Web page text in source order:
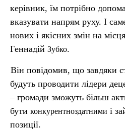
керівник, їм потрібно
вказувати напрям руху. І
нових і якісних змін на
Геннадій Зубко.
Він повідомив, що завдяки
будуть проводити лідери
– громади зможуть більш
бути конкурентноздатними і
позиції.